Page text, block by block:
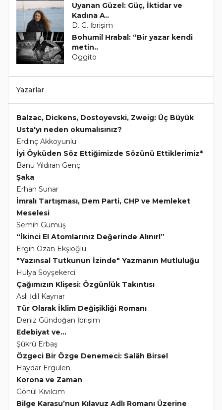
Uyanan Güzel: Güç, İktidar ve
Kadına A..
D. G. İbrişim
Bohumil Hrabal: “Bir yazar kendi
metin..
Oggito
Yazarlar
Balzac, Dickens, Dostoyevski, Zweig: Üç Büyük
Usta'yı neden okumalısınız?
Erdinç Akkoyunlu
İyi Öyküden Söz Ettiğimizde Sözünü Ettiklerimiz*
Banu Yıldıran Genç
Şaka
Erhan Sunar
İmralı Tartışması, Dem Parti, CHP ve Memleket
Meselesi
Semih Gümüş
“İkinci El Atomlarınız Değerinde Alınır!”
Ergin Ozan Ekşioğlu
"Yazınsal Tutkunun İzinde" Yazmanın Mutluluğu
Hülya Soyşekerci
Çağımızın Klişesi: Özgünlük Takıntısı
Aslı İdil Kaynar
Tür Olarak İklim Değişikliği Romanı
Deniz Gündoğan İbrişim
Edebiyat ve...
Şükrü Erbaş
Özgeci Bir Özge Denemeci: Salâh Birsel
Haydar Ergülen
Korona ve Zaman
Gönül Kıvılcım
Bilge Karasu’nun Kılavuz Adlı Romanı Üzerine